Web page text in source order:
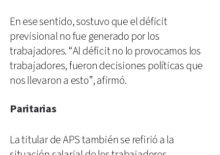
En ese sentido, sostuvo que el déficit
previsional no fue generado por los
trabajadores. “Al déficit no lo provocamos los
trabajadores, fueron decisiones políticas que
nos llevaron a esto”, afirmó.
Paritarias
La titular de APS también se refirió a la